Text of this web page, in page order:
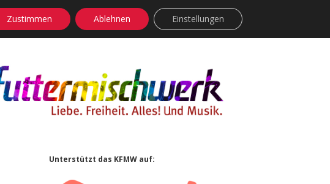
facebook
instagram
rss soundcloud
vimeoBluesky
Sidebar
Unterstützt das KFMW auf:
Zustimmen Ablehnen Einstellungen